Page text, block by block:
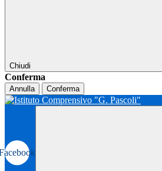
Chiudi
Conferma
Annulla Conferma